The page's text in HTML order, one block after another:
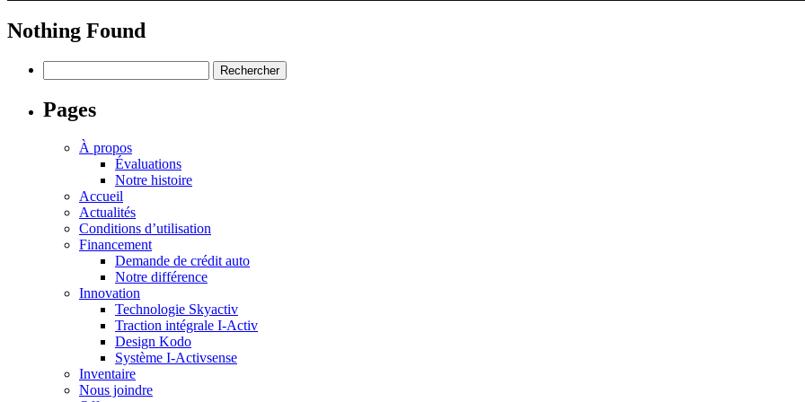
Nothing Found
Pages
À propos
Évaluations
Notre histoire
Accueil
Actualités
Conditions d’utilisation
Financement
Demande de crédit auto
Notre différence
Innovation
Technologie Skyactiv
Traction intégrale I-Activ
Design Kodo
Système I-Activsense
Inventaire
Nous joindre